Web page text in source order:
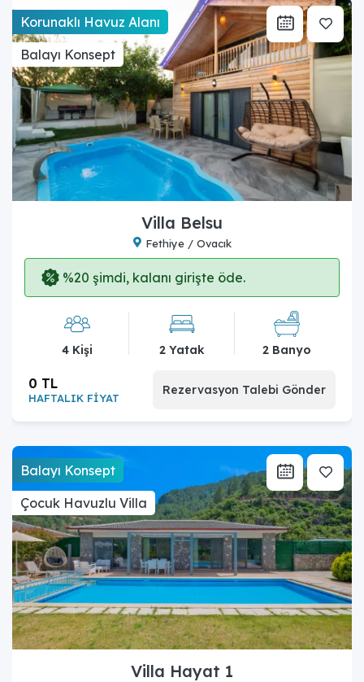
Korunaklı Havuz Alanı
Balayı Konsept
Villa Belsu
Fethiye / Ovacık
%20 şimdi, kalanı girişte öde.
4 Kişi 2 Yatak 2 Banyo
HAFTALIK FİYAT
0 TL Rezervasyon Talebi Gönder
Balayı Konsept
Çocuk Havuzlu Villa
Villa Hayat 1